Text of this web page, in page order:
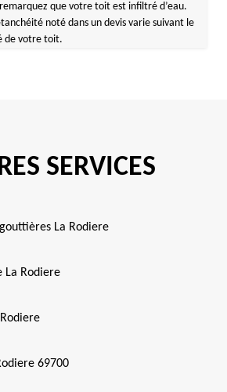
que votre toit est infiltré d’eau.
noté dans un devis varie suivant le
de votre toit.
SERVICES
La Rodiere
La Rodiere
69700